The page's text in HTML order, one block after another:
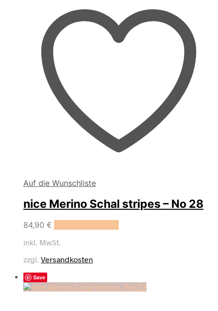
Auf die Wunschliste
nice Merino Schal stripes – No 28
84,90 €
inkl. MwSt.
zzgl. Versandkosten
Save